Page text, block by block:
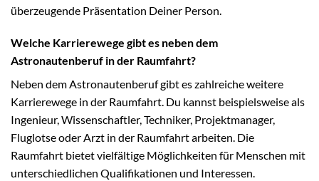
überzeugende Präsentation Deiner Person.
Welche Karrierewege gibt es neben dem
Astronautenberuf in der Raumfahrt?
Neben dem Astronautenberuf gibt es zahlreiche weitere
Karrierewege in der Raumfahrt. Du kannst beispielsweise als
Ingenieur, Wissenschaftler, Techniker, Projektmanager,
Fluglotse oder Arzt in der Raumfahrt arbeiten. Die
Raumfahrt bietet vielfältige Möglichkeiten für Menschen mit
unterschiedlichen Qualifikationen und Interessen.